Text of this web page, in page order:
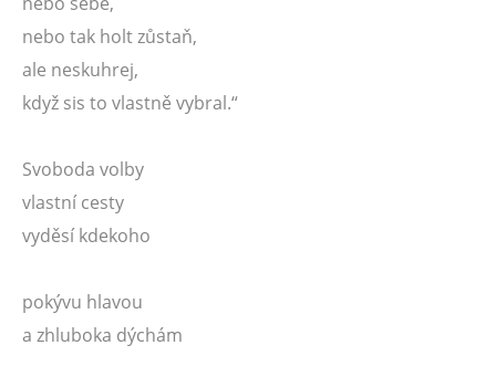
nebo tak holt zůstaň,
ale neskuhrej,
když sis to vlastně vybral.“
Svoboda volby
vlastní cesty
vyděsí kdekoho
pokývu hlavou
a zhluboka dýchám